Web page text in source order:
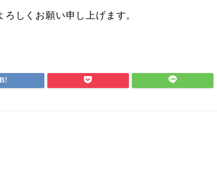
しくお願い申し上げます。